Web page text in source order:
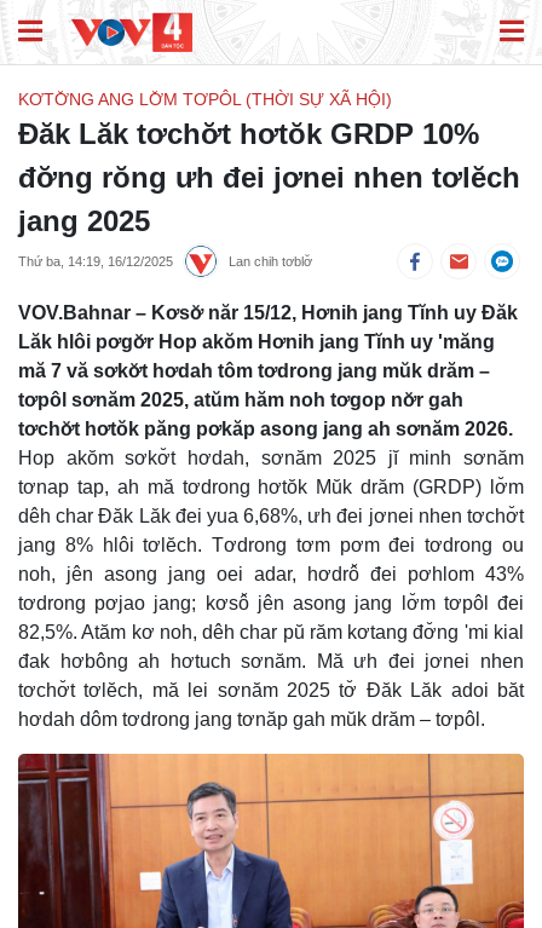
KƠTƠ̆NG ANG LƠ̆M TƠPÔL (THỜI SỰ XÃ HỘI)
Đăk Lăk tơchơ̆t hơtŏk GRDP 10%
đơ̆ng rŏng ưh đei jơnei nhen tơlĕch
jang 2025
Thứ ba, 14:19, 16/12/2025 Lan chih tơblơ̆
VOV.Bahnar – Kơsơ̆ năr 15/12, Hơnih jang Tĭnh uy Đăk
Lăk hlôi pơgơ̆r Hop akŏm Hơnih jang Tĭnh uy 'măng
mă 7 vă sơkơ̆t hơdah tôm tơdrong jang mŭk drăm –
tơpôl sơnăm 2025, atŭm hăm noh tơgop nơ̆r gah
tơchơ̆t hơtŏk păng pơkăp asong jang ah sơnăm 2026.
Hop akŏm sơkơ̆t hơdah, sơnăm 2025 jĭ minh sơnăm
tơnap tap, ah mă tơdrong hơtŏk Mŭk drăm (GRDP) lơ̆m
dêh char Đăk Lăk đei yua 6,68%, ưh đei jơnei nhen tơchơ̆t
jang 8% hlôi tơlĕch. Tơdrong tơm pơm đei tơdrong ou
noh, jên asong jang oei adar, hơdrô̆ đei pơhlom 43%
tơdrong pơjao jang; kơsô̆ jên asong jang lơ̆m tơpôl đei
82,5%. Atăm kơ noh, dêh char pŭ răm kơtang đơ̆ng 'mi kial
đak hơbông ah hơtuch sơnăm. Mă ưh đei jơnei nhen
tơchơ̆t tơlĕch, mă lei sơnăm 2025 tơ̆ Đăk Lăk adoi băt
hơdah dôm tơdrong jang tơnăp gah mŭk drăm – tơpôl.